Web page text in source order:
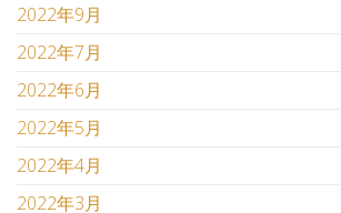
2022年9月
2022年7月
2022年6月
2022年5月
2022年4月
2022年3月